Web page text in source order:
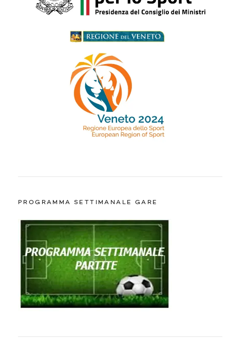
PROGRAMMA SETTIMANALE GARE